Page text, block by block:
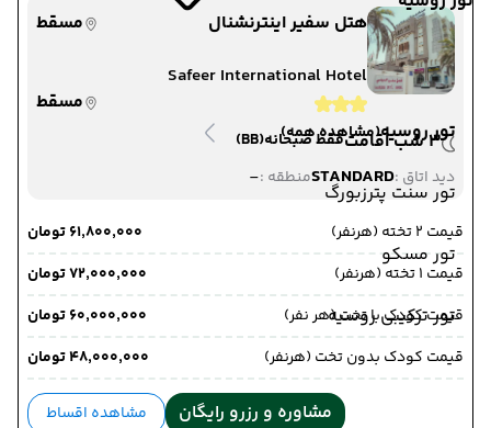
تور روسیه(مشاهده همه)
تور سنت پترزبورگ
تور مسکو
تور ترکیبی روسیه
هتل سفیر اینترنشنال
مسقط
Safeer International Hotel
مسقط
3 شب اقامت
فقط صبحانه(BB)
دید اتاق :STANDARDمنطقه :-
قیمت 2 تخته (هرنفر)
۶۱٬۸۰۰٬۰۰۰ تومان
قیمت 1 تخته (هرنفر)
۷۲٬۰۰۰٬۰۰۰ تومان
قیمت کودک با تخت (هر نفر)
۶۰٬۰۰۰٬۰۰۰ تومان
قیمت کودک بدون تخت (هرنفر)
۴۸٬۰۰۰٬۰۰۰ تومان
مشاوره و رزرو رایگان مشاهده اقساط